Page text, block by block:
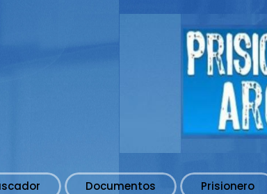
Documentos Prisionero